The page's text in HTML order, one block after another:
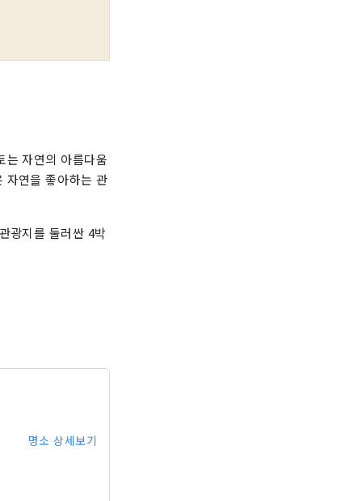
는 자연의 아름다움
자연을 좋아하는 관
광지를 둘러싼 4박
명소 상세보기